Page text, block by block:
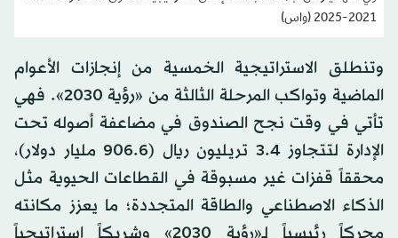
2021-2025 (واس)
وتنطلق الاستراتيجية الخمسية من إنجازات الأعوام
الماضية وتواكب المرحلة الثالثة من «رؤية 2030». فهي
تأتي في وقت نجح الصندوق في مضاعفة أصوله تحت
الإدارة لتتجاوز 3.4 تريليون ريال (906.6 مليار دولار)،
محققاً قفزات غير مسبوقة في القطاعات الحيوية مثل
الذكاء الاصطناعي والطاقة المتجددة؛ ما يعزز مكانته